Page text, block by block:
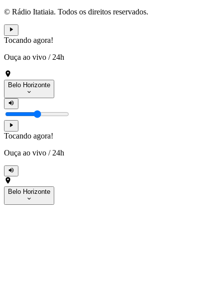
© Rádio Itatiaia. Todos os direitos reservados.
Tocando agora!
Ouça ao vivo / 24h
Belo Horizonte
Tocando agora!
Ouça ao vivo / 24h
Belo Horizonte